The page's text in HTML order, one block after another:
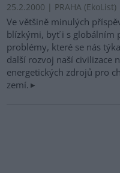
25.2.2000 | PRAHA (EkoList)
Ve většině minulých
blízkými, byť i s globálním
problémy, které se nás
další rozvoj naší civilizace
energetických zdrojů pro
zemí.